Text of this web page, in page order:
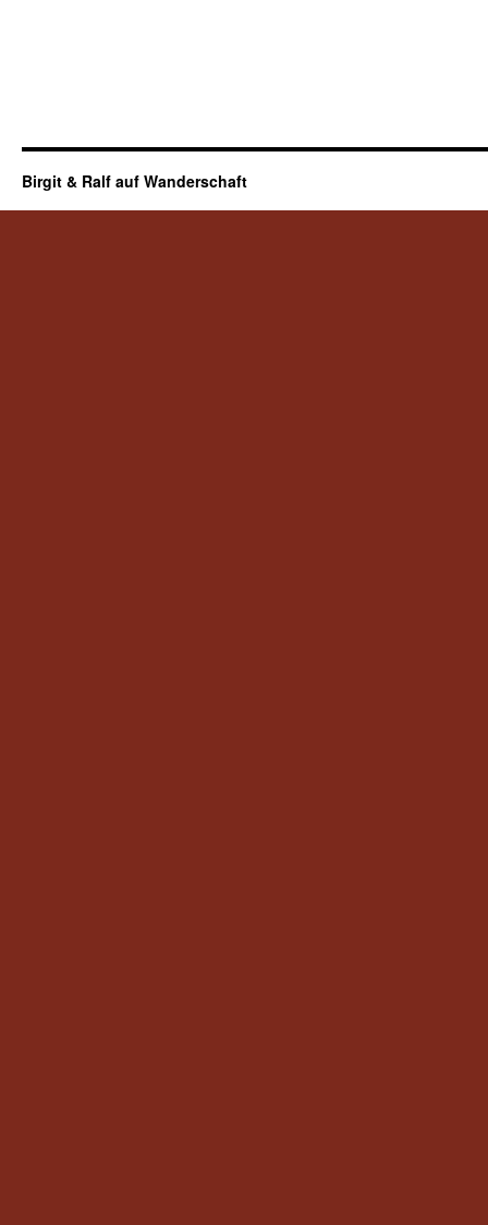
Birgit & Ralf auf Wanderschaft